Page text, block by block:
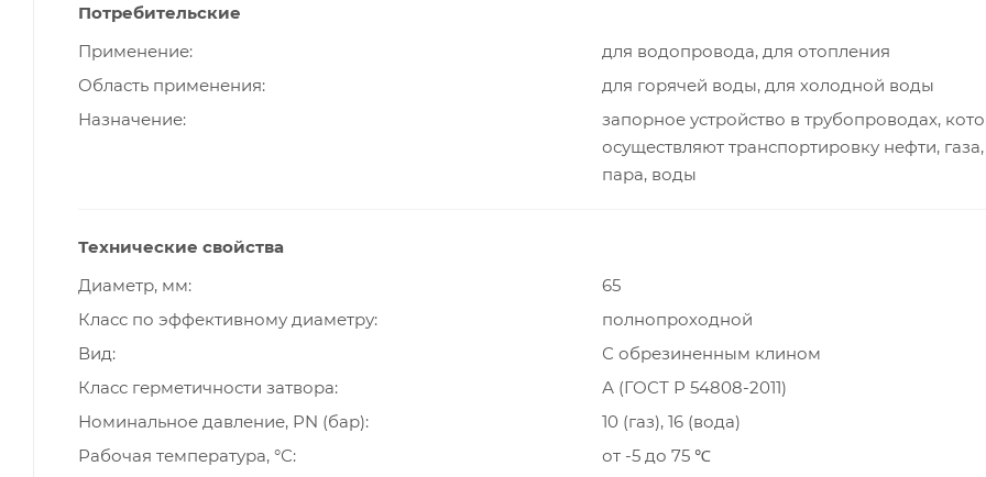
Потребительские
Применение
для водопровода, для отопления
Область применения
для горячей воды, для холодной воды
Назначение
запорное устройство в трубопроводах,
осуществляют транспортировку нефти, газа,
пара, воды
Технические свойства
Диаметр, мм
65
Класс по эффективному диаметру
полнопроходной
Вид
С обрезиненным клином
Класс герметичности затвора
А (ГОСТ Р 54808-2011)
Номинальное давление, PN (бар)
10 (газ), 16 (вода)
Рабочая температура, °С
от -5 до 75 ℃